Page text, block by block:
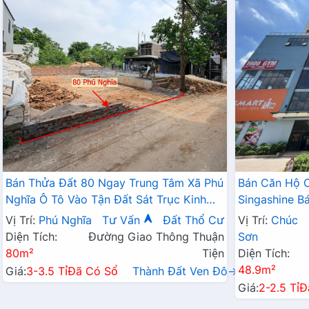
Bán Thửa Đất 80 Ngay Trung Tâm Xã Phú
Nghĩa Ô Tô Vào Tận Đất Sát Trục Kinh
Doanh Gần KCN Phú Nghĩa
Vị Trí: Phú Nghĩa Tư Vấn
Đất Thổ Cư
Diện Tích:
80m²
Đường Giao Thông Thuận
Tiện
Giá:3-3.5 TỉĐã Có Sổ Thành Đất Ven Đô→
Bán Căn Hộ
Singashine
Hợp Cho Hộ
Vị Trí: Chúc
Sơn
Diện Tích:
48.9m²
Giá:2-2.5 Tỉ